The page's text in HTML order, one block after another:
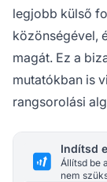
legjobb külső
közönségével,
magát. Ez a
mutatókban is
rangsorolási
Indítsd
Állítsd be
nem